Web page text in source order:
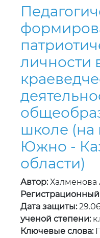
личности
школе (на
Южно -
области)
Автор:Халменова
Дата защиты:
ученой степени:
Ключевые слова: